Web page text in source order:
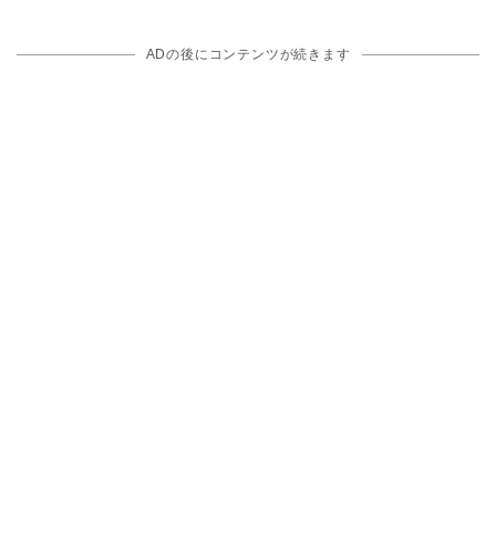
ADの後にコンテンツが続きます